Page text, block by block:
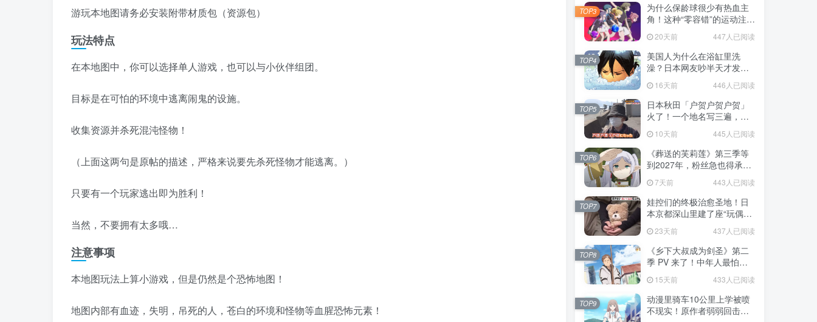
游玩本地图请务必安装附带材质包（资源包）
玩法特点
在本地图中，你可以选择单人游戏，也可以与小伙伴组团。
目标是在可怕的环境中逃离闹鬼的设施。
收集资源并杀死混沌怪物！
（上面这两句是原帖的描述，严格来说要先杀死怪物才能逃离。）
只要有一个玩家逃出即为胜利！
当然，不要拥有太多哦…
注意事项
本地图玩法上算小游戏，但是仍然是个恐怖地图！
地图内部有血迹，失明，吊死的人，苍白的环境和怪物等血腥恐怖元素！
为什么保龄球很少有热血主
角！这种“零容错”的运动注定
们的生活！
20天前 447人已阅读
TOP3
美国人为什么在浴缸里洗
澡？日本网友吵半天才发
藏在浴室地板里！
16天前 446人已阅读
TOP4
日本秋田「户贺户贺户贺」
火了！一个地名写三遍，竟
不是玩梗而是150年旧账！
10天前 445人已阅读
TOP5
《葬送的芙莉莲》第三季等
到2027年，粉丝急也得承认
这次慢得有道理！
7天前 443人已阅读
TOP6
娃控们的终极治愈圣地！日
本京都深山里建了座“玩偶神
社”，不仅能拍照还能给娃祈
福！23天前 437人已阅读
TOP7
《乡下大叔成为剑圣》第二
季 PV 来了！中年人最怕的
不是变老，而是没人愿意再
相信你！
15天前 433人已阅读
TOP8
动漫里骑车10公里上学被喷
不现实！原作者弱弱回击：
TOP9